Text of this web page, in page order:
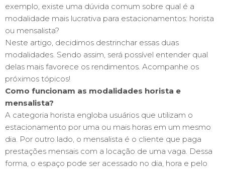
exemplo, existe uma dúvida comum sobre qual é a
modalidade mais lucrativa para estacionamentos: horista
ou mensalista?
Neste artigo, decidimos destrinchar essas duas
modalidades. Sendo assim, será possível entender qual
delas mais favorece os rendimentos. Acompanhe os
próximos tópicos!
Como funcionam as modalidades horista e
mensalista?
A categoria horista engloba usuários que utilizam o
estacionamento por uma ou mais horas em um mesmo
dia. Por outro lado, o mensalista é o cliente que paga
prestações mensais com a locação de uma vaga. Dessa
forma, o espaço pode ser acessado no dia, hora e pelo